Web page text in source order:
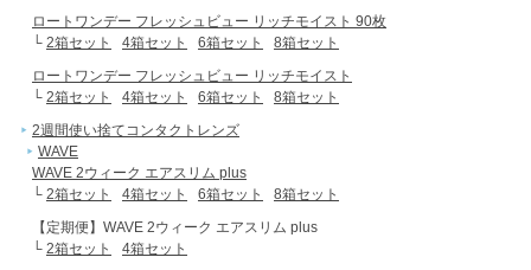
ロートワンデー フレッシュビュー リッチモイスト 90枚
└ 2箱セット 4箱セット 6箱セット
8箱セット
ロートワンデー フレッシュビュー リッチモイスト
└ 2箱セット 4箱セット 6箱セット
8箱セット
2週間使い捨てコンタクトレンズ
WAVE
WAVE 2ウィーク エアスリム plus
└ 2箱セット 4箱セット 6箱セット
8箱セット
【定期便】WAVE 2ウィーク エアスリム plus
└ 2箱セット
4箱セット